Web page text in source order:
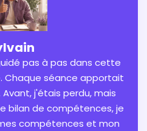
pas à pas dans cette
Chaque séance apportait
j'étais perdu, mais
bilan de compétences, je
compétences et mon